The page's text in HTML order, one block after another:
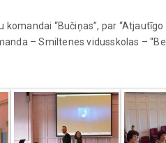
“Bučiņas”, par
– Smiltenes vidusskolas –